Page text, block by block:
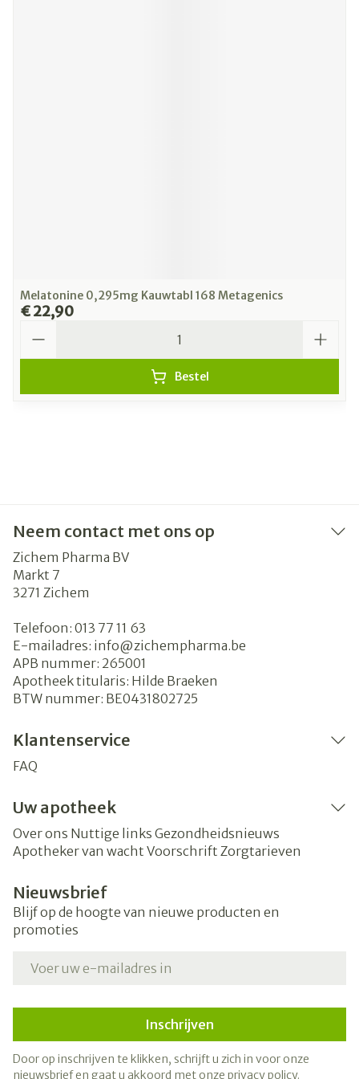
Melatonine 0,295mg Kauwtabl 168 Metagenics
€ 22,90
Bestel
Neem contact met ons op
Zichem Pharma BV
Markt 7
3271 Zichem
Telefoon: 013 77 11 63
E-mailadres: info@zichempharma.be
APB nummer: 265001
Apotheek titularis: Hilde Braeken
BTW nummer: BE0431802725
Klantenservice
FAQ
Uw apotheek
Over ons Nuttige links Gezondheidsnieuws
Apotheker van wacht Voorschrift Zorgtarieven
Nieuwsbrief
Blijf op de hoogte van nieuwe producten en
promoties
Inschrijven
Door op inschrijven te klikken, schrijft u zich in voor onze
nieuwsbrief en gaat u akkoord met onze privacy policy.